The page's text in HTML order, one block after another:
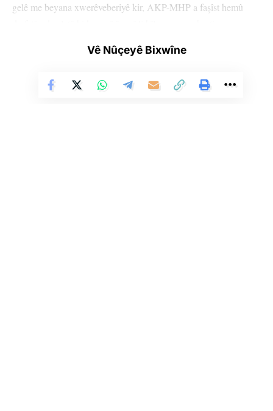
gelê me beyana xwerêveberiyê kir, AKP-MHP a faşîst hemû
xist. Bi vê hilbijartinê re li Kurdistanê gelê Kurd îradeya xwe
bi xwe, qezenç kir.”
Vê Nûçeyê Bixwîne